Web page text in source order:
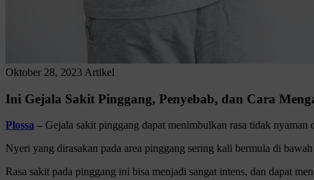
Oktober 28, 2023 Artikel
Ini Gejala Sakit Pinggang, Penyebab, dan Cara
Plossa – Gejala sakit pinggang dapat menimbulkan rasa tidak nyaman
Nyeri yang dirasakan pada area pinggang sering kali bermula di
Rasa sakit pada pinggang ini bisa menjadi sangat intens, dan dapat